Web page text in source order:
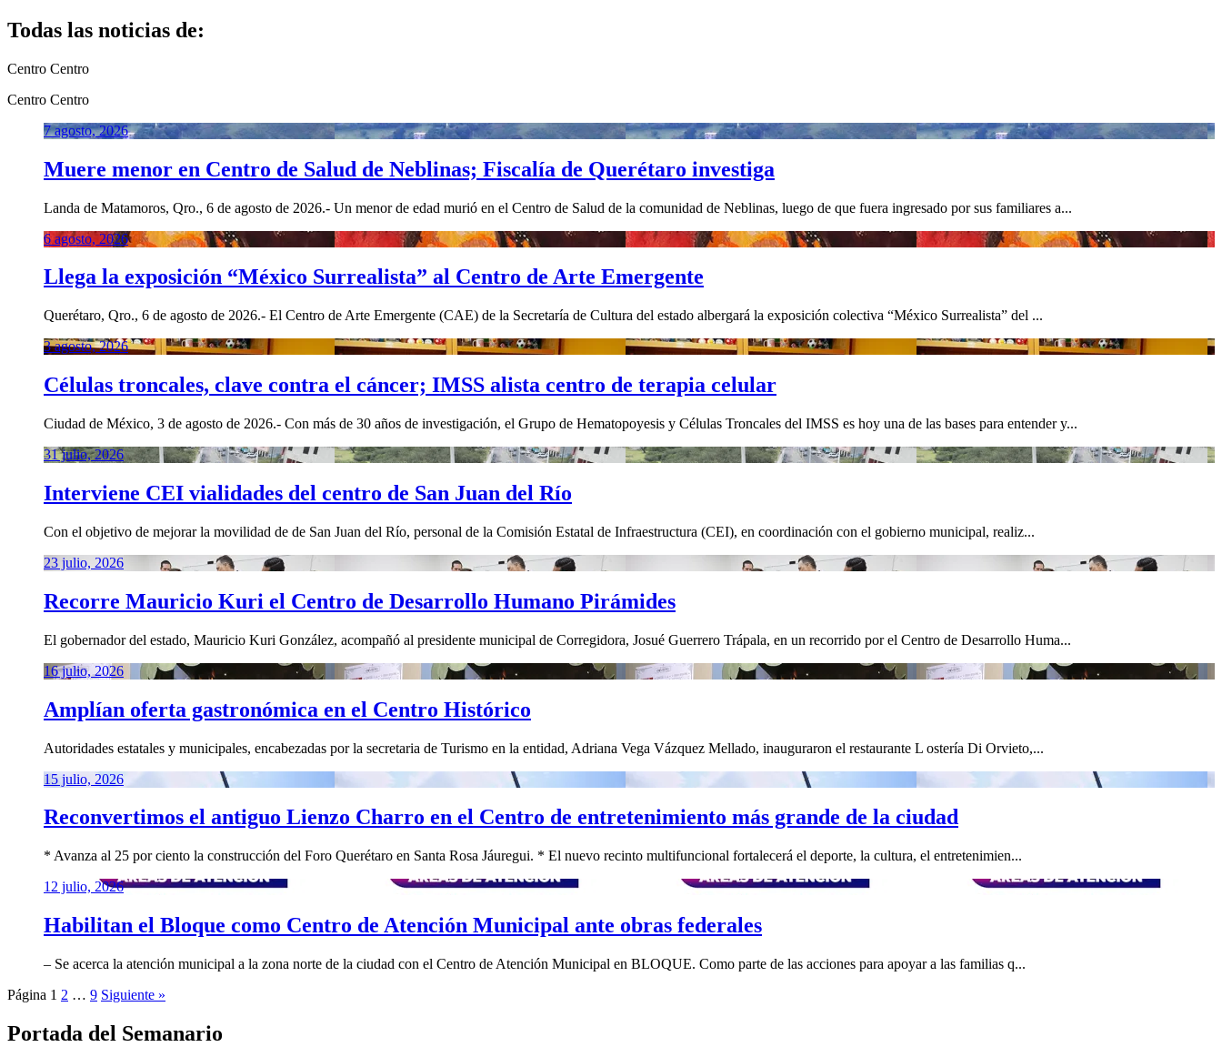
Todas las noticias de:
Centro Centro
Centro Centro
7 agosto, 2026
Muere menor en Centro de Salud de Neblinas; Fiscalía de Querétaro investiga
Landa de Matamoros, Qro., 6 de agosto de 2026.- Un menor de edad murió en el Centro de Salud de la comunidad de Neblinas, luego de que fuera ingresado por sus familiares a...
6 agosto, 2026
Llega la exposición “México Surrealista” al Centro de Arte Emergente
Querétaro, Qro., 6 de agosto de 2026.- El Centro de Arte Emergente (CAE) de la Secretaría de Cultura del estado albergará la exposición colectiva “México Surrealista” del ...
3 agosto, 2026
Células troncales, clave contra el cáncer; IMSS alista centro de terapia celular
Ciudad de México, 3 de agosto de 2026.- Con más de 30 años de investigación, el Grupo de Hematopoyesis y Células Troncales del IMSS es hoy una de las bases para entender y...
31 julio, 2026
Interviene CEI vialidades del centro de San Juan del Río
Con el objetivo de mejorar la movilidad de de San Juan del Río, personal de la Comisión Estatal de Infraestructura (CEI), en coordinación con el gobierno municipal, realiz...
23 julio, 2026
Recorre Mauricio Kuri el Centro de Desarrollo Humano Pirámides
El gobernador del estado, Mauricio Kuri González, acompañó al presidente municipal de Corregidora, Josué Guerrero Trápala, en un recorrido por el Centro de Desarrollo Huma...
16 julio, 2026
Amplían oferta gastronómica en el Centro Histórico
Autoridades estatales y municipales, encabezadas por la secretaria de Turismo en la entidad, Adriana Vega Vázquez Mellado, inauguraron el restaurante L ostería Di Orvieto,...
15 julio, 2026
Reconvertimos el antiguo Lienzo Charro en el Centro de entretenimiento más grande de la ciudad
* Avanza al 25 por ciento la construcción del Foro Querétaro en Santa Rosa Jáuregui. * El nuevo recinto multifuncional fortalecerá el deporte, la cultura, el entretenimien...
12 julio, 2026
Habilitan el Bloque como Centro de Atención Municipal ante obras federales
– Se acerca la atención municipal a la zona norte de la ciudad con el Centro de Atención Municipal en BLOQUE. Como parte de las acciones para apoyar a las familias q...
Página 1 2 … 9 Siguiente »
Portada del Semanario